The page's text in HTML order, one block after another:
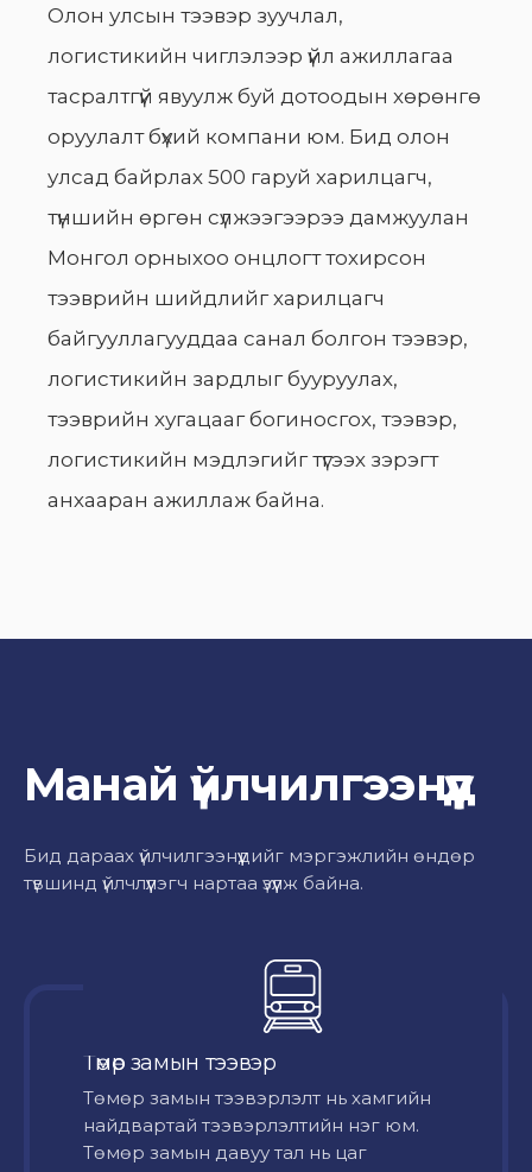
Олон улсын тээвэр зуучлал,
логистикийн чиглэлээр үйл ажиллагаа
тасралтгүй явуулж буй дотоодын хөрөнгө
оруулалт бүхий компани юм. Бид олон
улсад байрлах 500 гаруй харилцагч,
түншийн өргөн сүлжээгээрээ дамжуулан
Монгол орныхоо онцлогт тохирсон
тээврийн шийдлийг харилцагч
байгууллагууддаа санал болгон тээвэр,
логистикийн зардлыг бууруулах,
тээврийн хугацааг богиносгох, тээвэр,
логистикийн мэдлэгийг түгээх зэрэгт
анхааран ажиллаж байна.
Манай үйлчилгээнүүд
Бид дараах үйлчилгээнүүдийг мэргэжлийн өндөр
түвшинд үйлчлүүлэгч нартаа үзүүлж байна.
Төмөр замын тээвэр
Төмөр замын тээвэрлэлт нь хамгийн
найдвартай тээвэрлэлтийн нэг юм.
Төмөр замын давуу тал нь цаг